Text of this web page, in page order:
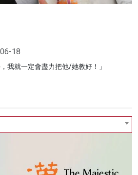
18
我就一定會盡力把他/她教好！」